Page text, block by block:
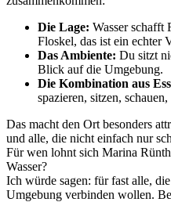
Die Lage: Wasser schafft
Floskel, das ist ein echter
Das Ambiente: Du sitzt
Blick auf die Umgebung.
Die Kombination aus
spazieren, sitzen, schauen,
Das macht den Ort besonders
und alle, die nicht einfach nur
Für wen lohnt sich Marina
Wasser?
Ich würde sagen: für fast alle,
Umgebung verbinden wollen.